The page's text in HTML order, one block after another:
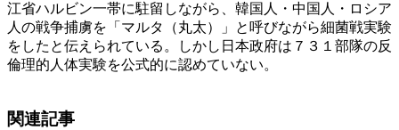
江省ハルビン一帯に駐留しながら、韓国人・中国人・ロシア
人の戦争捕虜を「マルタ（丸太）」と呼びながら細菌戦実験
をしたと伝えられている。しかし日本政府は７３１部隊の反
倫理的人体実験を公式的に認めていない。
関連記事